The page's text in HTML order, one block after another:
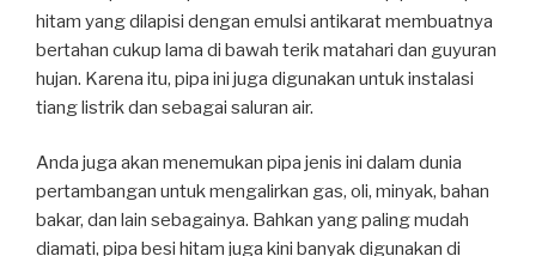
hitam yang dilapisi dengan emulsi antikarat membuatnya
bertahan cukup lama di bawah terik matahari dan guyuran
hujan. Karena itu, pipa ini juga digunakan untuk instalasi
tiang listrik dan sebagai saluran air.
Anda juga akan menemukan pipa jenis ini dalam dunia
pertambangan untuk mengalirkan gas, oli, minyak, bahan
bakar, dan lain sebagainya. Bahkan yang paling mudah
diamati, pipa besi hitam juga kini banyak digunakan di